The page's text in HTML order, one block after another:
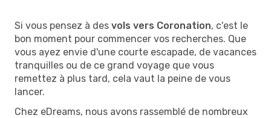
Si vous pensez à des vols vers Coronation, c'est le
bon moment pour commencer vos recherches. Que
vous ayez envie d'une courte escapade, de vacances
tranquilles ou de ce grand voyage que vous
remettez à plus tard, cela vaut la peine de vous
lancer.
Chez eDreams, nous avons rassemblé de nombreux